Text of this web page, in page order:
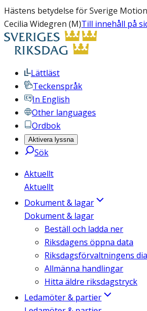
Hästens betydelse för Sverige
Cecilia Widegren (M)Till innehåll på
Lättläst
Teckenspråk
In English
Other languages
Ordbok
Aktivera lyssna
Sök
Aktuellt
Aktuellt
Dokument & lagar
Dokument & lagar
Beställ och ladda ner
Riksdagens öppna data
Riksdagsförvaltningens
Allmänna handlingar
Hitta äldre riksdagstryck
Ledamöter & partier